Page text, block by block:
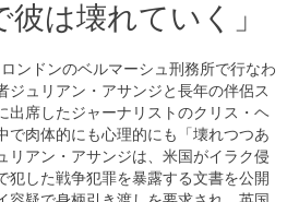
彼は壊れていく」
ンドンのベルマーシュ刑務所で行なわ
ジュリアン・アサンジと長年の伴侶ス
出席したジャーナリストのクリス・ヘ
で肉体的にも心理的にも「壊れつつあ
リアン・アサンジは、米国がイラク侵
犯した戦争犯罪を暴露する文書を公開